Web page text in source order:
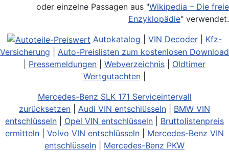
oder einzelne Passagen aus "Wikipedia – Die freie
Enzyklopädie" verwendet.
Autokatalog
VIN Decoder
Kfz-
Versicherung
Auto-Preislisten zum kostenlosen Download
Pressemeldungen Webverzeichnis
Oldtimer
Wertgutachten
Mercedes-Benz SLK 171 Serviceintervall
zurücksetzen
Audi VIN entschlüsseln
BMW VIN
entschlüsseln
Opel VIN entschlüsseln
Bruttolistenpreis
ermitteln
Volvo VIN entschlüsseln
Mercedes-Benz VIN
entschlüsseln
Mercedes-Benz PKW